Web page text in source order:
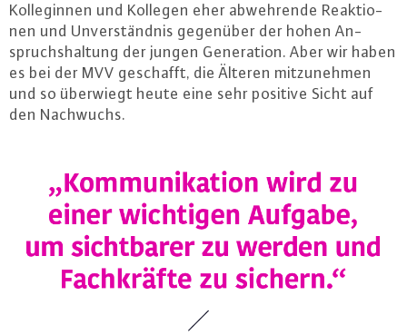
Kol­le­gin­nen und Kollegen eher ab­weh­ren­de Re­ak­tio­
nen und Un­ver­ständ­nis gegenüber der hohen An­
spruchs­hal­tung der jungen Ge­ne­ra­ti­on. Aber wir haben
es bei der MVV geschafft, die Älteren mit­zu­neh­men
und so überwiegt heute eine sehr positive Sicht auf
den Nachwuchs.